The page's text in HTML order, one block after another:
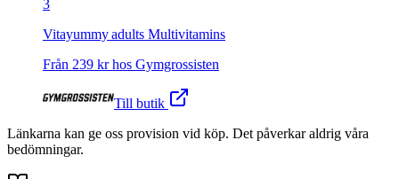
3
Vitayummy adults Multivitamins
Från 239 kr hos Gymgrossisten
Till butik
Länkarna kan ge oss provision vid köp. Det påverkar aldrig våra
bedömningar.